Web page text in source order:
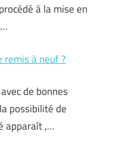
à la mise en
remis à neuf ?
de bonnes
possibilité de
apparaît ,…